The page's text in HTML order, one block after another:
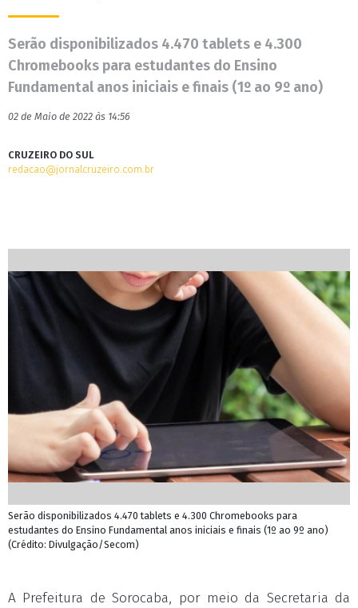
Serão disponibilizados 4.470 tablets e 4.300
Chromebooks para estudantes do Ensino
Fundamental anos iniciais e finais (1º ao 9º ano)
02 de Maio de 2022 às 14:56
CRUZEIRO DO SUL
redacao@jornalcruzeiro.com.br
Serão disponibilizados 4.470 tablets e 4.300 Chromebooks para
estudantes do Ensino Fundamental anos iniciais e finais (1º ao 9º ano)
(Crédito: Divulgação/Secom)
A Prefeitura de Sorocaba, por meio da Secretaria da